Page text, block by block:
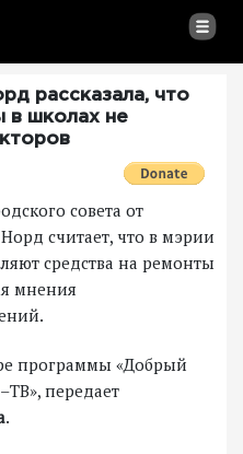
рассказала, что
в школах не
совета от
считает, что в мэрии
средства на ремонты
мнения
программы «Добрый
передает
.